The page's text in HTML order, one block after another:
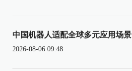
中国机器人适配全球多元应用场景
2026-08-06 09:48